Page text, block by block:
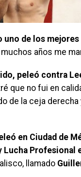
uno de los
años me
peleó contra
que no fui en
de la ceja derecha
en Ciudad de
Lucha Profesional
llamado